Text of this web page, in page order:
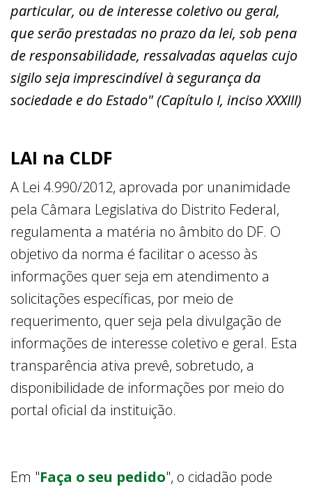
particular, ou de interesse coletivo ou geral,
que serão prestadas no prazo da lei, sob pena
de responsabilidade, ressalvadas aquelas cujo
sigilo seja imprescindível à segurança da
sociedade e do Estado" (Capítulo I, inciso XXXIII)
LAI na CLDF
A Lei 4.990/2012, aprovada por unanimidade
pela Câmara Legislativa do Distrito Federal,
regulamenta a matéria no âmbito do DF. O
objetivo da norma é facilitar o acesso às
informações quer seja em atendimento a
solicitações específicas, por meio de
requerimento, quer seja pela divulgação de
informações de interesse coletivo e geral. Esta
transparência ativa prevê, sobretudo, a
disponibilidade de informações por meio do
portal oficial da instituição.
Em "Faça o seu pedido", o cidadão pode